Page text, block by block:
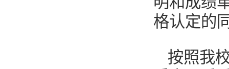
格认定的
按照我